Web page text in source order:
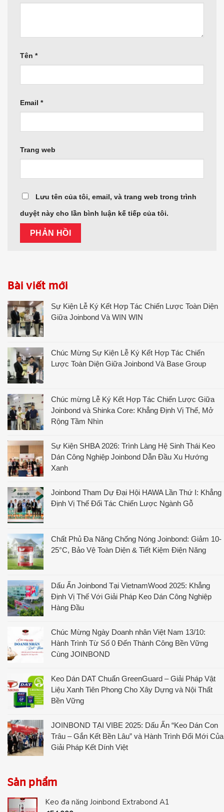
Tên *
Email *
Trang web
Lưu tên của tôi, email, và trang web trong trình
duyệt này cho lần bình luận kế tiếp của tôi.
Bài viết mới
Sự Kiện Lễ Ký Kết Hợp Tác Chiến Lược Toàn Diện
Giữa Joinbond Và WIN WIN
Chúc Mừng Sự Kiện Lễ Ký Kết Hợp Tác Chiến
Lược Toàn Diện Giữa Joinbond Và Base Group
Chúc mừng Lễ Ký Kết Hợp Tác Chiến Lược Giữa
Joinbond và Shinka Core: Khẳng Định Vị Thế, Mở
Rộng Tầm Nhìn
Sự Kiện SHBA 2026: Trình Làng Hệ Sinh Thái Keo
Dán Công Nghiệp Joinbond Dẫn Đầu Xu Hướng
Xanh
Joinbond Tham Dự Đại Hội HAWA Lần Thứ I: Khẳng
Định Vị Thế Đối Tác Chiến Lược Ngành Gỗ
Chất Phủ Đa Năng Chống Nóng Joinbond: Giảm 10-
25°C, Bảo Vệ Toàn Diện & Tiết Kiệm Điện Năng
Dấu Ấn Joinbond Tại VietnamWood 2025: Khẳng
Định Vị Thế Với Giải Pháp Keo Dán Công Nghiệp
Hàng Đầu
Chúc Mừng Ngày Doanh nhân Việt Nam 13/10:
Hành Trình Từ Số 0 Đến Thành Công Bền Vững
Cùng JOINBOND
Keo Dán DAT Chuẩn GreenGuard – Giải Pháp Vật
Liệu Xanh Tiên Phong Cho Xây Dựng và Nội Thất
Bền Vững
JOINBOND TẠI VIBE 2025: Dấu Ấn “Keo Dán Con
Trâu – Gắn Kết Bền Lâu” và Hành Trình Đổi Mới Của
Giải Pháp Kết Dính Việt
Sản phẩm
Keo đa năng Joinbond Extrabond A1